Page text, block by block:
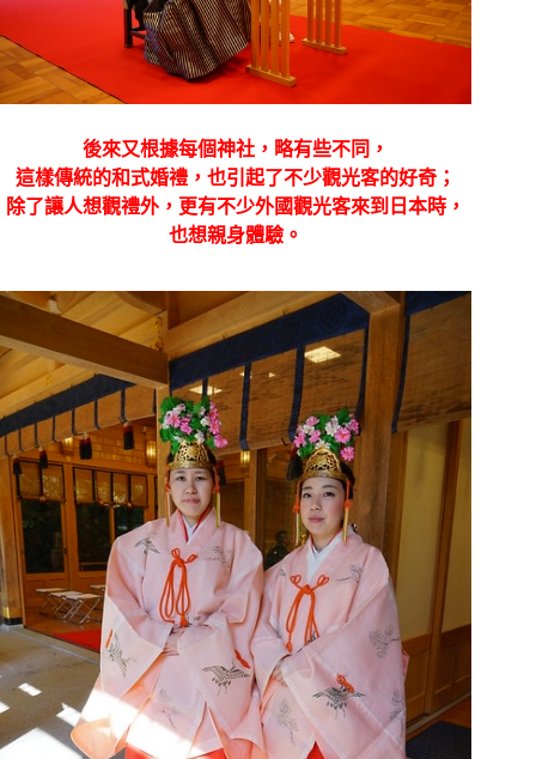
後來又根據每個神社，略有些不同，
這樣傳統的和式婚禮，也引起了不少觀光客的好奇；
除了讓人想觀禮外，更有不少外國觀光客來到日本時，
也想親身體驗。